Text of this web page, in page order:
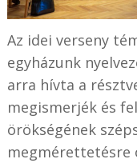
Az idei verseny
egyházunk
arra hívta a
megismerjék és
örökségének
megmérettetésre